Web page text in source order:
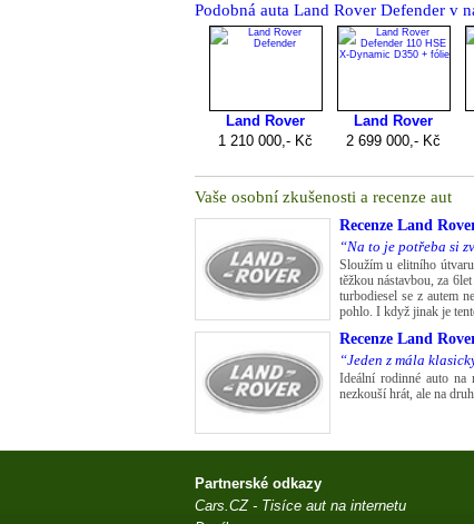
Podobná auta Land Rover Defender v
Vaše osobní zkušenosti a recenze aut
RecenzeLand
“Na to je potřeba si
Sloužím u elitního
těžkou nástavbou, za
turbodiesel se z autem
pohlo. I když jinak je
RecenzeLand
“Jeden z mála
Ideální rodinné auto na
nezkouší hrát, ale na
Partnerské odkazy
Cars.CZ - Tisíce aut na internetu